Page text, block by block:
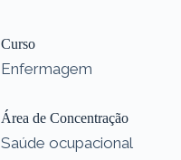
Curso
Enfermagem
Área de Concentração
Saúde ocupacional